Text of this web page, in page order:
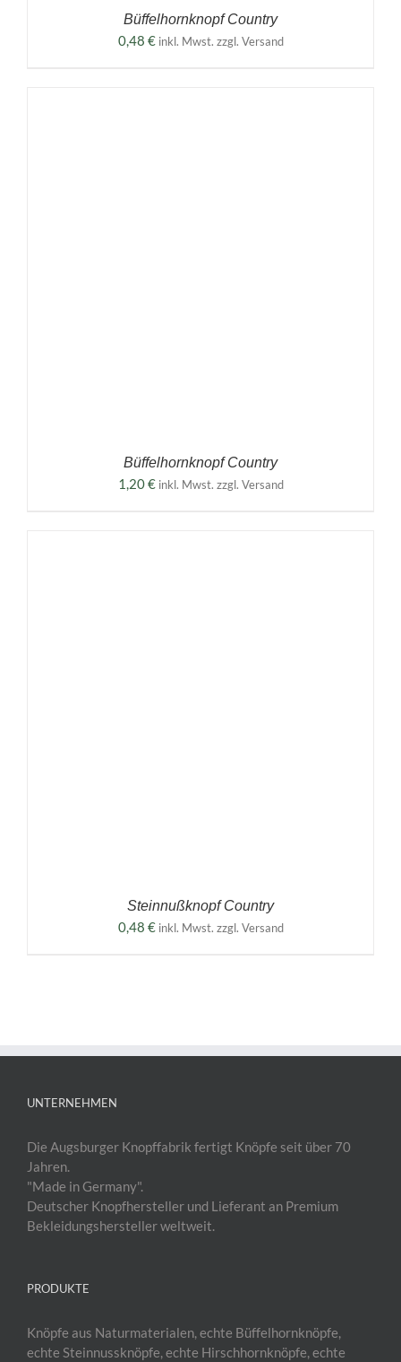
Büffelhornknopf Country
0,48 € inkl. Mwst. zzgl. Versand
Büffelhornknopf Country
1,20€ inkl. Mwst. zzgl. Versand
Steinnußknopf Country
0,48 € inkl. Mwst. zzgl. Versand
UNTERNEHMEN
Die Augsburger Knopffabrik fertigt Knöpfe seit über 70
Jahren.
"Made in Germany".
Deutscher Knopfhersteller und Lieferant an Premium
Bekleidungshersteller weltweit.
PRODUKTE
Knöpfe aus Naturmaterialen, echte Büffelhornknöpfe,
echte Steinnussknöpfe, echte Hirschhornknöpfe, echte